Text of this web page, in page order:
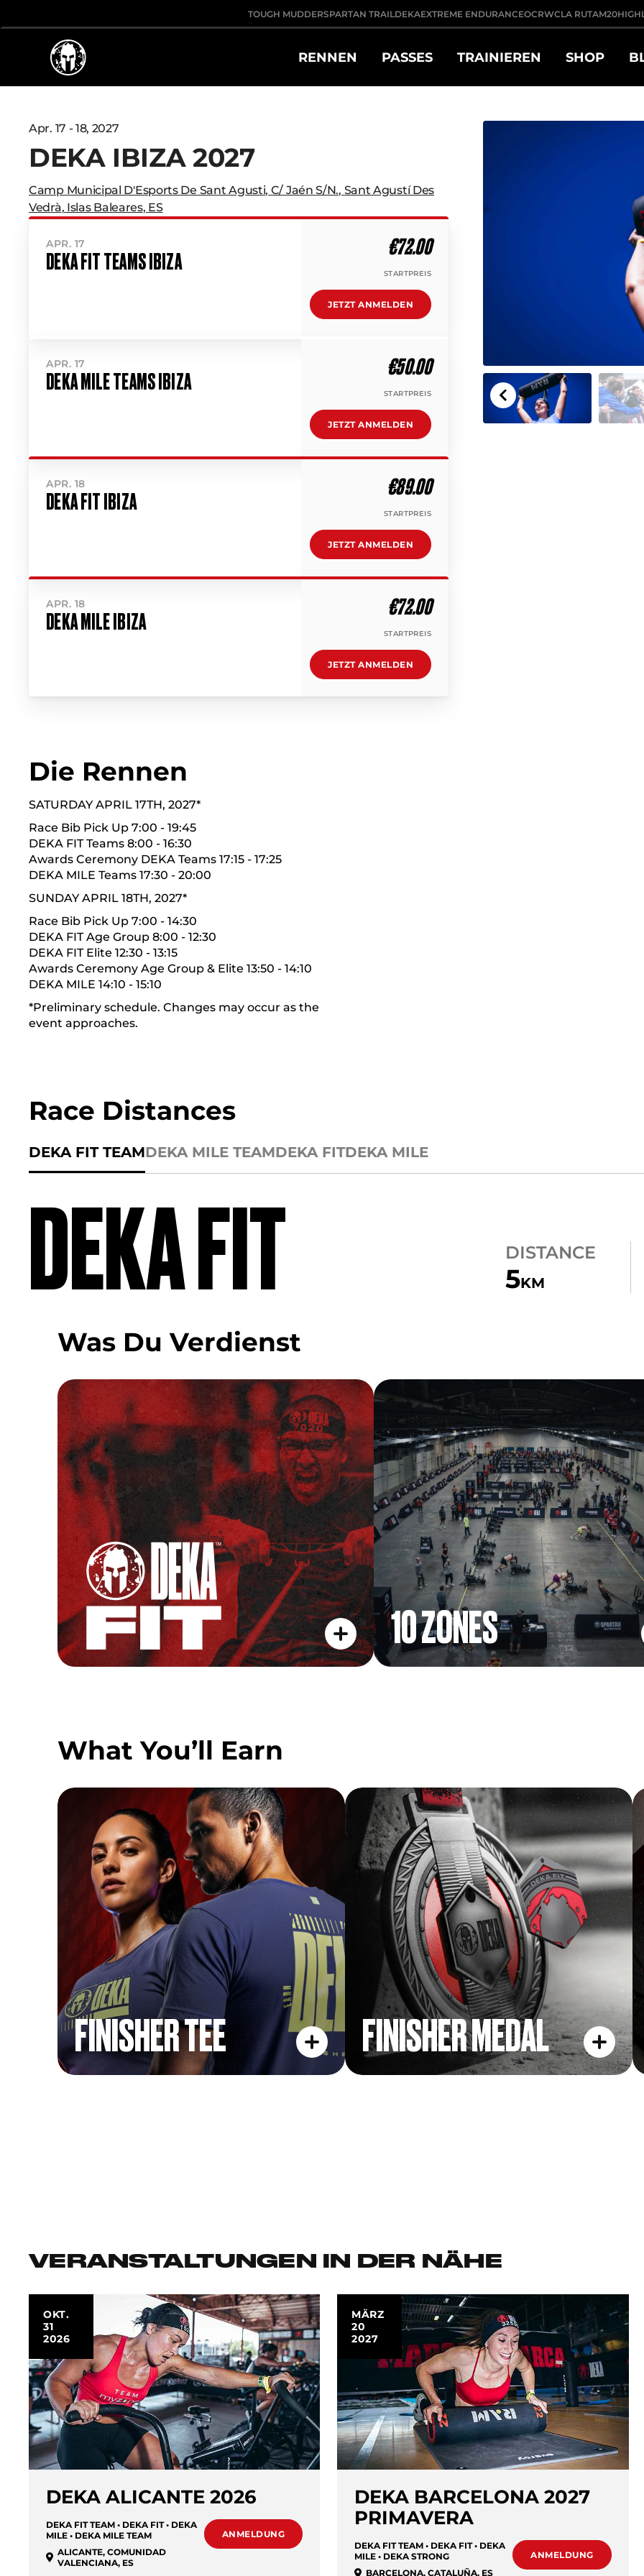
TOUGH MUDDERSPARTAN TRAILDEKAEXTREME ENDURANCEOCRWCLA RUTAM20
RENNEN PASSES TRAINIEREN SHOP
Apr. 17 - 18, 2027
DEKA IBIZA 2027
Camp Municipal D'Esports De Sant Agusti, C/ Jaén S/n., Sant Agustí Des
Vedrà, Islas Baleares, ES
APR. 17
DEKA FIT TEAMS IBIZA
€72.00
STARTPREIS
JETZT ANMELDEN
APR. 17
DEKA MILE TEAMS IBIZA
€50.00
STARTPREIS
JETZT ANMELDEN
APR. 18
DEKA FIT IBIZA
€89.00
STARTPREIS
JETZT ANMELDEN
APR. 18
DEKA MILE IBIZA
€72.00
STARTPREIS
JETZT ANMELDEN
Die Rennen
SATURDAY APRIL 17TH, 2027*
Race Bib Pick Up 7:00 - 19:45
DEKA FIT Teams 8:00 - 16:30
Awards Ceremony DEKA Teams 17:15 - 17:25
DEKA MILE Teams 17:30 - 20:00
SUNDAY APRIL 18TH, 2027*
Race Bib Pick Up 7:00 - 14:30
DEKA FIT Age Group 8:00 - 12:30
DEKA FIT Elite 12:30 - 13:15
Awards Ceremony Age Group & Elite 13:50 - 14:10
DEKA MILE 14:10 - 15:10
*Preliminary schedule. Changes may occur as the
event approaches.
Race Distances
DEKA FIT TEAMDEKA MILE TEAMDEKA FITDEKA MILE
DEKA FIT DISTANCE
5KM
Was Du Verdienst
10 ZONES
10 ZONES
What You’ll Earn
FINISHER TEE
FINISHER TEE
FINISHER MEDAL
FINISHER MEDAL
VERANSTALTUNGEN IN DER NÄHE
OKT.
31
2026
DEKA ALICANTE 2026
DEKA FIT TEAM • DEKA FIT • DEKA
MILE • DEKA MILE TEAM
ALICANTE, COMUNIDAD
VALENCIANA, ES
ANMELDUNG
MÄRZ
20
2027
DEKA BARCELONA 2027
PRIMAVERA
DEKA FIT TEAM • DEKA FIT • DEKA
MILE • DEKA STRONG
BARCELONA,CATALUÑA, ES
ANMELDUNG